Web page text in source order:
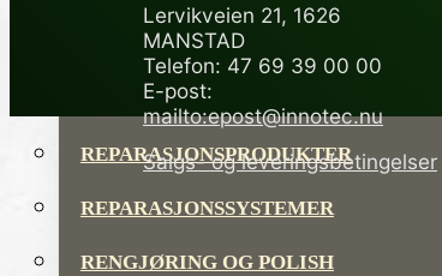
GRUNNING OG LAKK
LIM OG TETTEMASSER
REPARASJONSPRODUKTER
REPARASJONSSYSTEMER
RENGJØRING OG POLISH
Lervikveien 21, 1626
MANSTAD
Telefon: 47 69 39 00 00
E-post:
mailto:epost@innotec.nu
Salgs- og leveringsbetingelser